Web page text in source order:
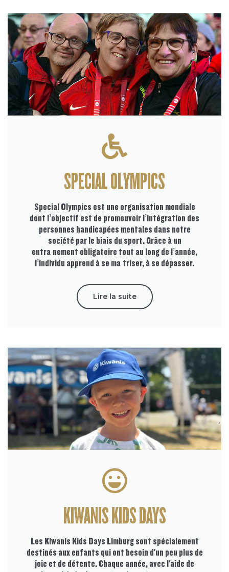
SPECIAL OLYMPICS
Special Olympics est une organisation mondiale
dont l’objectif est de promouvoir l’intégration des
personnes handicapées mentales dans notre
société par le biais du sport. Grâce à un
entraînement obligatoire tout au long de l’année,
l’individu apprend à se maîtriser, à se dépasser.
Lire la suite
KIWANIS KIDS DAYS
Les Kiwanis Kids Days Limburg sont spécialement
destinés aux enfants qui ont besoin d'un peu plus de
joie et de détente. Chaque année, avec l'aide de